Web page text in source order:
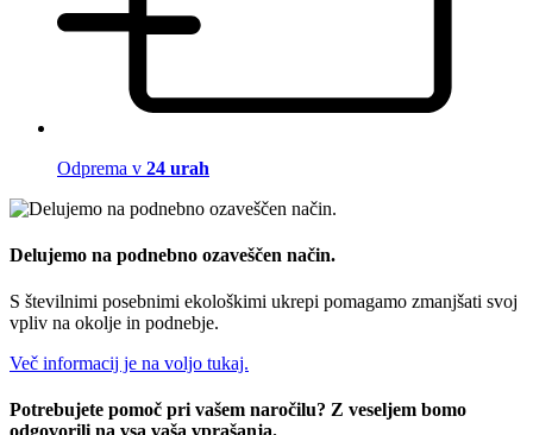
Odprema v 24 urah
Delujemo na podnebno ozaveščen način.
S številnimi posebnimi ekološkimi ukrepi pomagamo zmanjšati svoj
vpliv na okolje in podnebje.
Več informacij je na voljo tukaj.
Potrebujete pomoč pri vašem naročilu? Z veseljem bomo